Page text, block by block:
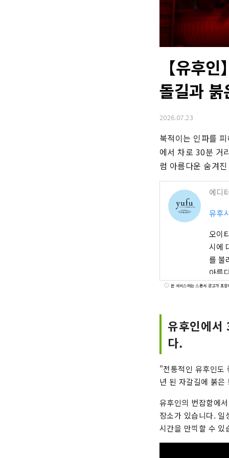
【유후
돌길과
2026.07.23
북적이는 인파를
에서 차로 30분 거
럼 아름다운 숨겨
에디
유후
오이
시에 대한
를 불
아름
숙박, 미
본 서비스에는 스폰서 광고가 포함
유후인에
다.
"전통적인 유후인도
년 된 자갈길에 붉
유후인의 번잡함에
장소가 있습니다.
시간을 만끽할 수 있